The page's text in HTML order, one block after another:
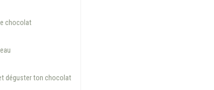
chocolat
déguster ton chocolat